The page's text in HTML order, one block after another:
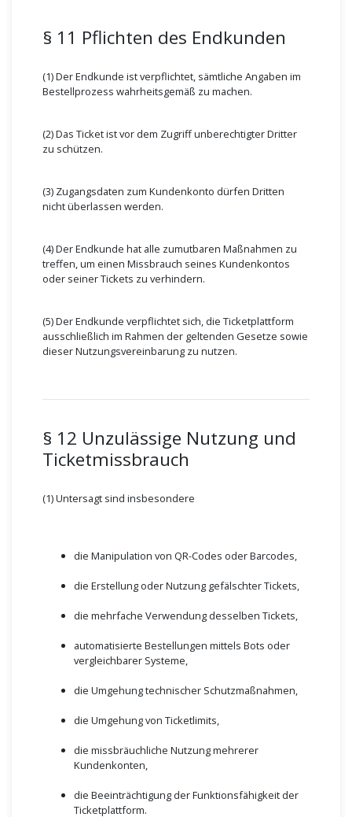
§ 11 Pflichten des Endkunden
(1) Der Endkunde ist verpflichtet, sämtliche Angaben im
Bestellprozess wahrheitsgemäß zu machen.
(2) Das Ticket ist vor dem Zugriff unberechtigter Dritter
zu schützen.
(3) Zugangsdaten zum Kundenkonto dürfen Dritten
nicht überlassen werden.
(4) Der Endkunde hat alle zumutbaren Maßnahmen zu
treffen, um einen Missbrauch seines Kundenkontos
oder seiner Tickets zu verhindern.
(5) Der Endkunde verpflichtet sich, die Ticketplattform
ausschließlich im Rahmen der geltenden Gesetze sowie
dieser Nutzungsvereinbarung zu nutzen.
§ 12 Unzulässige Nutzung und
Ticketmissbrauch
(1) Untersagt sind insbesondere
die Manipulation von QR-Codes oder Barcodes,
die Erstellung oder Nutzung gefälschter Tickets,
die mehrfache Verwendung desselben Tickets,
automatisierte Bestellungen mittels Bots oder
vergleichbarer Systeme,
die Umgehung technischer Schutzmaßnahmen,
die Umgehung von Ticketlimits,
die missbräuchliche Nutzung mehrerer
Kundenkonten,
die Beeinträchtigung der Funktionsfähigkeit der
Ticketplattform.